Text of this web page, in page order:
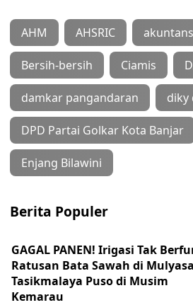
AHM AHSRIC
Bersih-bersih Ciamis
damkar pangandaran diky
DPD Partai Golkar Kota Banjar
Enjang Bilawini
Berita Populer
GAGAL PANEN! Irigasi Tak
Ratusan Bata Sawah di
Tasikmalaya Puso di Musim
Kemarau